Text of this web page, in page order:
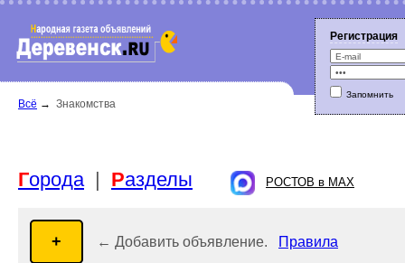
Всё → Знакомства
Регистрация
Запомнить
орода |Разделы
РОСТОВ в MAX
← Добавить объявление. Правила